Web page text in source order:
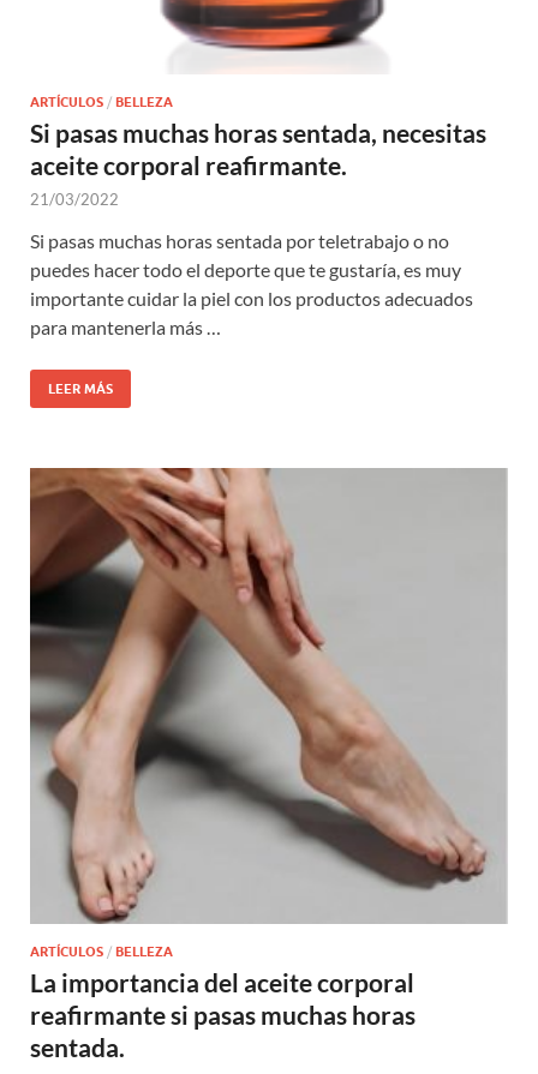
ARTÍCULOS / BELLEZA
Si pasas muchas horas sentada, necesitas
aceite corporal reafirmante.
21/03/2022
Si pasas muchas horas sentada por teletrabajo o no
puedes hacer todo el deporte que te gustaría, es muy
importante cuidar la piel con los productos adecuados
para mantenerla más …
LEER MÁS
ARTÍCULOS / BELLEZA
La importancia del aceite corporal
reafirmante si pasas muchas horas
sentada.